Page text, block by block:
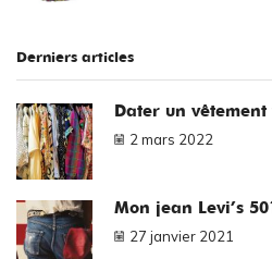
Derniers articles
Dater un
2 mars 2022
Mon jean Levi’s
27 janvier 2021